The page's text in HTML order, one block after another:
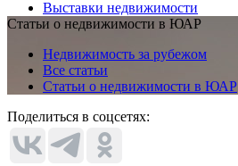
Выставки недвижимости
Статьи о недвижимости в ЮАР
Недвижимость за рубежом
Все статьи
Статьи о недвижимости в ЮАР
Поделиться в соцсетях: